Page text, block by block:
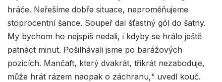
hráče. Neřešíme dobře situace, neproměňujeme
stoprocentní šance. Soupeř dal šťastný gól do šatny.
My bychom ho nejspíš nedali, i kdyby se hrálo ještě
patnáct minut. Pošilhávali jsme po barážových
pozicích. Mančaft, který dvakrát, třikrát nezaboduje,
může hrát rázem naopak o záchranu,“ uvedl kouč.